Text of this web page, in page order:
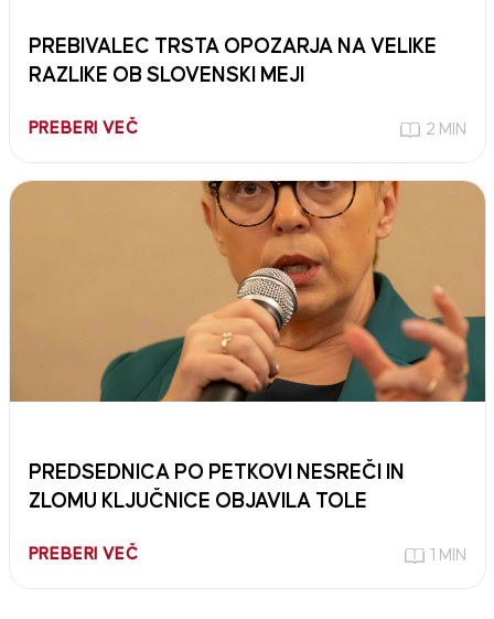
PREBIVALEC TRSTA OPOZARJA NA VELIKE
RAZLIKE OB SLOVENSKI MEJI
PREBERI VEČ 2 MIN
PREDSEDNICA PO PETKOVI NESREČI IN
ZLOMU KLJUČNICE OBJAVILA TOLE
PREBERI VEČ 1 MIN